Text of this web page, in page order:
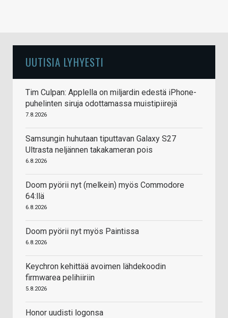
UUTISIA LYHYESTI
Tim Culpan: Applella on miljardin edestä iPhone-
puhelinten siruja odottamassa muistipiirejä
7.8.2026
Samsungin huhutaan tiputtavan Galaxy S27
Ultrasta neljännen takakameran pois
6.8.2026
Doom pyörii nyt (melkein) myös Commodore
64:llä
6.8.2026
Doom pyörii nyt myös Paintissa
6.8.2026
Keychron kehittää avoimen lähdekoodin
firmwarea pelihiiriin
5.8.2026
Honor uudisti logonsa